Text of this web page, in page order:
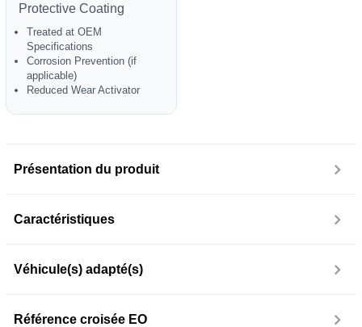
Protective Coating
Treated at OEM
Specifications
Corrosion Prevention (if
applicable)
Reduced Wear Activator
Présentation du produit
Caractéristiques
Véhicule(s) adapté(s)
Référence croisée EO